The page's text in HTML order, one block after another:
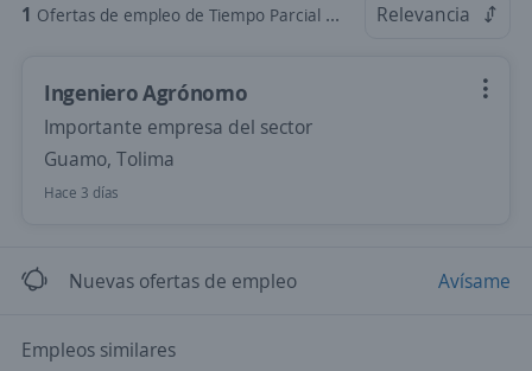
1 Ofertas de empleo de Tiempo Parcial en Guamo, Tolima Relevancia
Ingeniero Agrónomo
Importante empresa del sector
Guamo, Tolima
Hace 3 días
Nuevas ofertas de empleo Avísame
Empleos similares